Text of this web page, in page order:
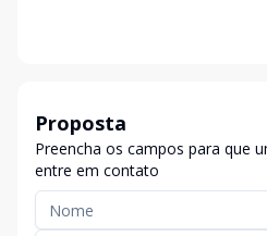
Proposta
Preencha os campos para que
entre em contato